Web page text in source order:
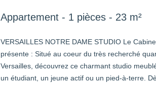
Appartement - 1 pièces - 23 m²
VERSAILLES NOTRE DAME STUDIO Le
présente : Situé au coeur du très recherché
Versailles, découvrez ce charmant studio
un étudiant, un jeune actif ou un pied-à-terre.